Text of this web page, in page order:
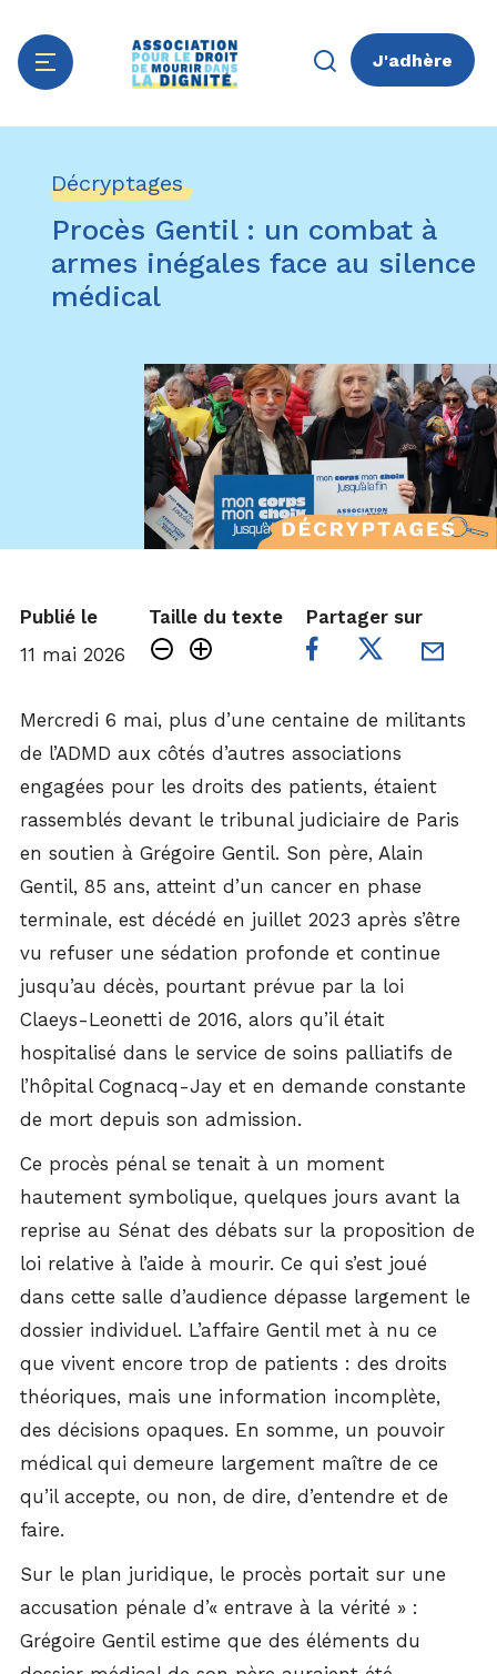
contenu
principal
J'adhère
Décryptages
Procès Gentil : un combat à
armes inégales face au silence
médical
Publié le
11 mai 2026
Taille du texte Partager sur
Mercredi 6 mai, plus d’une centaine de militants
de l’ADMD aux côtés d’autres associations
engagées pour les droits des patients, étaient
rassemblés devant le tribunal judiciaire de Paris
en soutien à Grégoire Gentil. Son père, Alain
Gentil, 85 ans, atteint d’un cancer en phase
terminale, est décédé en juillet 2023 après s’être
vu refuser une sédation profonde et continue
jusqu’au décès, pourtant prévue par la loi
Claeys-Leonetti de 2016, alors qu’il était
hospitalisé dans le service de soins palliatifs de
l’hôpital Cognacq-Jay et en demande constante
de mort depuis son admission.
Ce procès pénal se tenait à un moment
hautement symbolique, quelques jours avant la
reprise au Sénat des débats sur la proposition de
loi relative à l’aide à mourir. Ce qui s’est joué
dans cette salle d’audience dépasse largement le
dossier individuel. L’affaire Gentil met à nu ce
que vivent encore trop de patients : des droits
théoriques, mais une information incomplète,
des décisions opaques. En somme, un pouvoir
médical qui demeure largement maître de ce
qu’il accepte, ou non, de dire, d’entendre et de
faire.
Sur le plan juridique, le procès portait sur une
accusation pénale d’« entrave à la vérité » :
Grégoire Gentil estime que des éléments du